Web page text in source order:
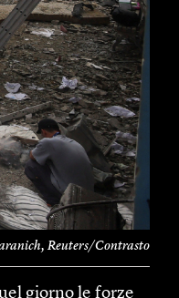
Reuters/Contrasto
giorno le forze